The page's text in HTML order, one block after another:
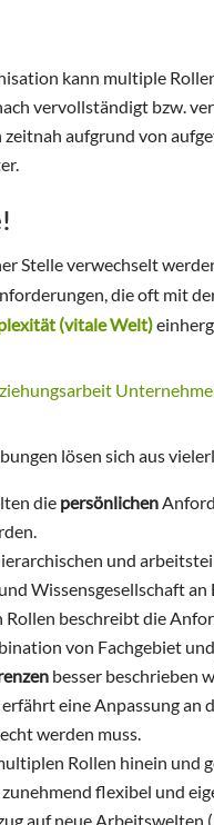
kann multiple
vervollständigt bzw.
aufgrund von
Stelle verwechselt
die oft mit
(vitale Welt)
lösen sich aus
die persönlichen
und
Wissensgesellschaft an
Rollen beschreibt die
von Fachgebiet
besser beschrieben
eine Anpassung an
werden muss.
Rollen hinein und
flexibel und
auf neue Arbeitswelten